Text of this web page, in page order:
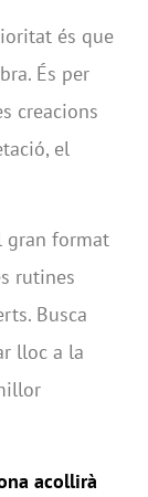
és que
És per
creacions
el
gran format
rutines
Busca
lloc a la
acollirà